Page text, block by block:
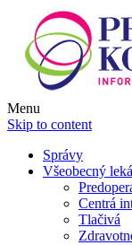
Menu
Skip to content
Správy
Všeobecný
Centrá
Tlačivá